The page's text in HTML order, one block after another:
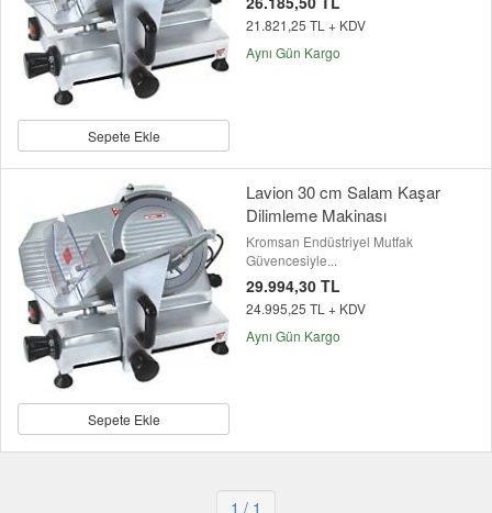
Sepete Ekle
21.821,25 TL + KDV
Aynı Gün Kargo
Sepete Ekle
Lavion 30 cm Salam Kaşar
Dilimleme Makinası
Kromsan Endüstriyel Mutfak
Güvencesiyle...
29.994,30 TL
24.995,25 TL + KDV
Aynı Gün Kargo
1 / 1